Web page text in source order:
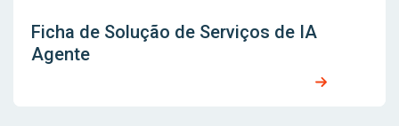
Ficha de Solução de Serviços de IA
Agente